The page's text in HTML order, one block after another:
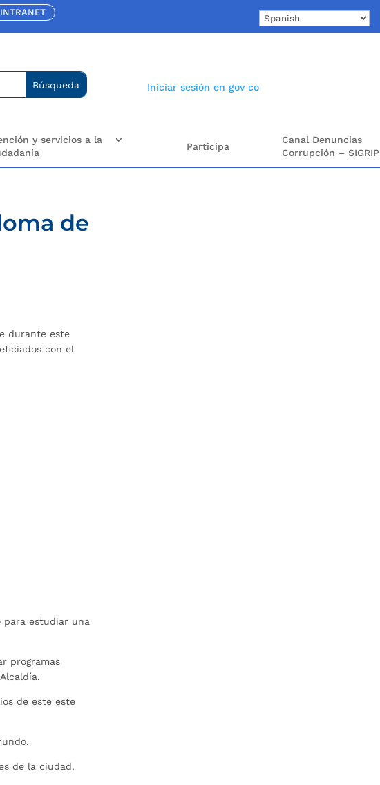
INTRANET
Iniciar sesión en gov co
y servicios a la
Participa
Canal Denuncias
Corrupción – SIGRIP
de
durante este
con el
para estudiar una
programas
de este este
de la ciudad.